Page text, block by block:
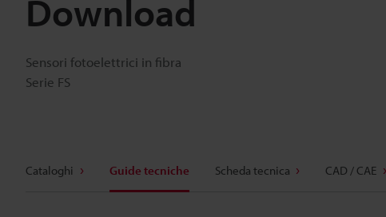
Download
Sensori fotoelettrici in fibra
Serie FS
Cataloghi Guide tecniche Scheda tecnica CAD / CAE